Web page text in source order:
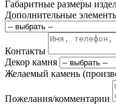
Габаритные размеры
Дополнительные
Контакты
Декор камня
Желаемый камень
Пожелания/комментарии